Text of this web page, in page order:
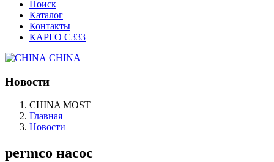
Поиск
Каталог
Контакты
КАРГО С333
CHINA
Новости
CHINA MOST
Главная
Новости
permco насос